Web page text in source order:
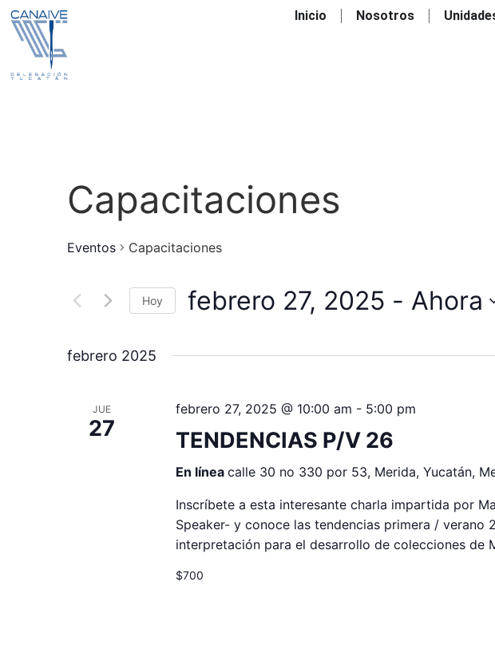
Inicio Nosotros
Capacitaciones
Eventos Capacitaciones
Hoy febrero 27, 2025 - Ahora
febrero 2025
JUE
27
febrero 27, 2025 @ 10:00 am - 5:00 pm
TENDENCIAS P/V 26
En línea calle 30 no 330 por 53, Merida, Yucatán,
Inscríbete a esta interesante charla impartida por
Speaker- y conoce las tendencias primera / verano
interpretación para el desarrollo de colecciones de
$700